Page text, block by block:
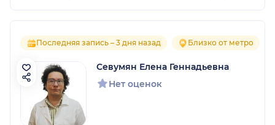
Последняя запись – 3 дня назад Близко от метро
Севумян Елена Геннадьевна
Нет оценок